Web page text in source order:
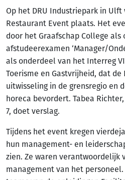
Op het DRU Industriepark in
Restaurant Event plaats. Het
door het Graafschap College
afstudeerexamen ‘Manager/
als onderdeel van het Interreg
Toerisme en Gastvrijheid, dat de
uitwisseling in de grensregio en
horeca bevordert. Tabea
7, doet verslag.
Tijdens het event kregen
hun management- en
zien. Ze waren verantwoordelijk
management van het